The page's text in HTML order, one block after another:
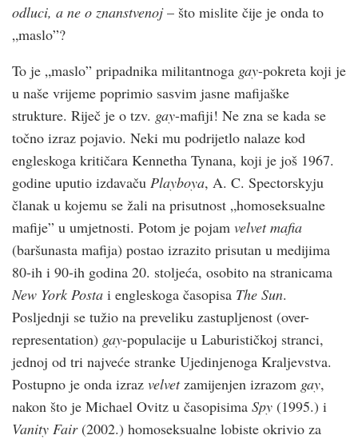
odluci, a ne o znanstvenoj– što mislite čije je onda to
„maslo”?
To je „maslo” pripadnika militantnoga gay-pokreta koji je
u naše vrijeme poprimio sasvim jasne mafijaške
strukture. Riječ je o tzv. gay-mafiji! Ne zna se kada se
točno izraz pojavio. Neki mu podrijetlo nalaze kod
engleskoga kritičara Kennetha Tynana, koji je još 1967.
godine uputio izdavaču Playboya, A. C. Spectorskyju
članak u kojemu se žali na prisutnost „homoseksualne
mafije” u umjetnosti. Potom je pojam velvet mafia
(baršunasta mafija) postao izrazito prisutan u medijima
80-ih i 90-ih godina 20. stoljeća, osobito na stranicama
New York Posta i engleskoga časopisa The Sun.
Posljednji se tužio na preveliku zastupljenost (over-
representation) gay-populacije u Laburističkoj stranci,
jednoj od tri najveće stranke Ujedinjenoga Kraljevstva.
Postupno je onda izraz velvetzamijenjen izrazom gay,
nakon što je Michael Ovitz u časopisima Spy (1995.) i
Vanity Fair(2002.) homoseksualne lobiste okrivio za